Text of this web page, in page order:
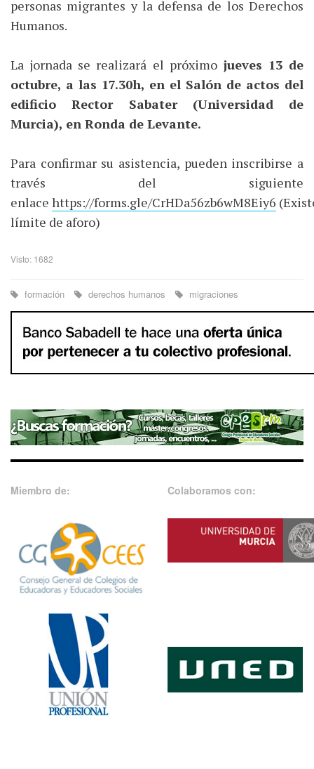
personas migrantes y la defensa de los Derechos
Humanos.
La jornada se realizará el próximojueves 13 de
octubre, a las 17.30h, en el Salón de actos del
edificio Rector Sabater (Universidad de
Murcia), en Ronda de Levante.
Para confirmar su asistencia, pueden inscribirse a
través del siguiente
enlace https://forms.gle/CrHDa56zb6wM8Eiy6
límite de aforo)
Visto: 1682
formación derechos humanos migraciones
Miembro de: Colaboramos con: